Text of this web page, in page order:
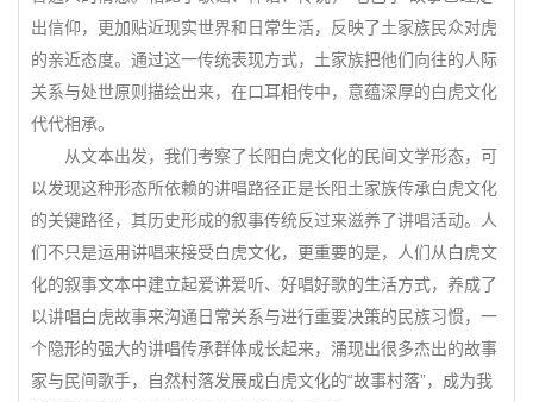
出信仰，更加贴近现实世界和日常生活，反映了土家族民众对虎
的亲近态度。通过这一传统表现方式，土家族把他们向往的人际
关系与处世原则描绘出来，在口耳相传中，意蕴深厚的白虎文化
代代相承。
从文本出发，我们考察了长阳白虎文化的民间文学形态，可
以发现这种形态所依赖的讲唱路径正是长阳土家族传承白虎文化
的关键路径，其历史形成的叙事传统反过来滋养了讲唱活动。人
们不只是运用讲唱来接受白虎文化，更重要的是，人们从白虎文
化的叙事文本中建立起爱讲爱听、好唱好歌的生活方式，养成了
以讲唱白虎故事来沟通日常关系与进行重要决策的民族习惯，一
个隐形的强大的讲唱传承群体成长起来，涌现出很多杰出的故事
家与民间歌手，自然村落发展成白虎文化的“故事村落”，成为我